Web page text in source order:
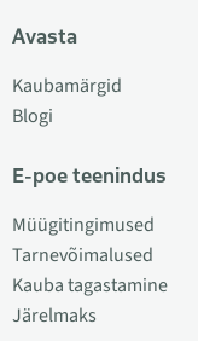
Avasta
Kaubamärgid
Blogi
E-poe teenindus
Müügitingimused
Tarnevõimalused
Kauba tagastamine
Järelmaks